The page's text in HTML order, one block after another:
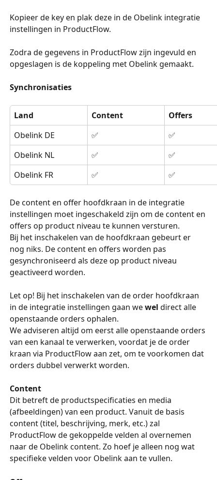
Kopieer de key en plak deze in de Obelink integratie
instellingen in ProductFlow.
Zodra de gegevens in ProductFlow zijn ingevuld en
opgeslagen is de koppeling met Obelink gemaakt.
Synchronisaties
Land Content
Offers
Obelink DE
✅
✅
Obelink NL
✅
✅
Obelink FR
✅ ✅
De content en offer hoofdkraan in de integratie
instellingen moet ingeschakeld zijn om de content en
offers op product niveau te kunnen versturen.
Bij het inschakelen van de hoofdkraan gebeurt er
nog niks. De content en offers worden pas
gesynchroniseerd als deze op product niveau
geactiveerd worden.
Let op! Bij het inschakelen van de order hoofdkraan
in de integratie instellingen gaan we wel direct alle
openstaande orders ophalen.
We adviseren altijd om eerst alle openstaande orders
van een kanaal te verwerken, voordat je de order
kraan via ProductFlow aan zet, om te voorkomen dat
orders dubbel verwerkt worden.
Content
Dit betreft de productspecificaties en media
(afbeeldingen) van een product. Vanuit de basis
content (titel, beschrijving, merk, etc.) zal
ProductFlow de gekoppelde velden al overnemen
naar de Obelink content. Zo hoef je alleen nog wat
specifieke velden voor Obelink aan te vullen.